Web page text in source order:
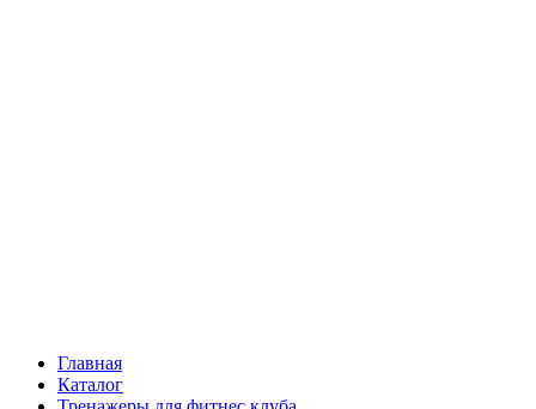
Главная
Каталог